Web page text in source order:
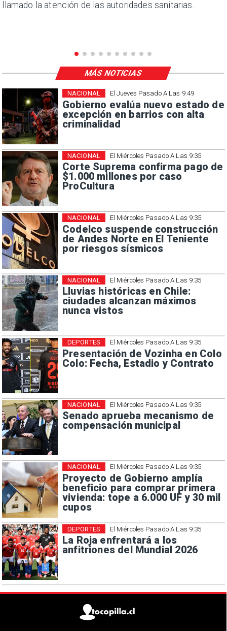
llamado la atención de las autoridades sanitarias.
El Jueves Pasado A Las 9:49
Gobierno evalúa nuevo estado de
excepción en barrios con alta
criminalidad
NACIONAL
El Miércoles Pasado A Las 9:35
Corte Suprema confirma pago de
$1.000 millones por caso
ProCultura
NACIONAL
El Miércoles Pasado A Las 9:35
Codelco suspende construcción
de Andes Norte en El Teniente
por riesgos sísmicos
NACIONAL
El Miércoles Pasado A Las 9:35
Lluvias históricas en Chile:
ciudades alcanzan máximos
nunca vistos
NACIONAL
El Miércoles Pasado A Las 9:35
Presentación de Vozinha en Colo
Colo: Fecha, Estadio y Contrato
DEPORTES
El Miércoles Pasado A Las 9:35
Senado aprueba mecanismo de
compensación municipal
NACIONAL
El Miércoles Pasado A Las 9:35
Proyecto de Gobierno amplía
beneficio para comprar primera
vivienda: tope a 6.000 UF y 30 mil
cupos
NACIONAL
El Miércoles Pasado A Las 9:35
La Roja enfrentará a los
anfitriones del Mundial 2026
DEPORTES
MÁS NOTICIAS